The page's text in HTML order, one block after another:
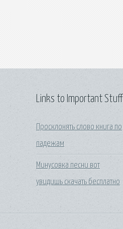
Links to Important Stuff
Просклонять слово книга по
падежам
Минусовка песни вот
увидишь скачать бесплатно